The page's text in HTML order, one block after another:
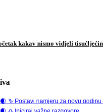
kakav nismo vidjeli
♑ Postavi namjeru za novu